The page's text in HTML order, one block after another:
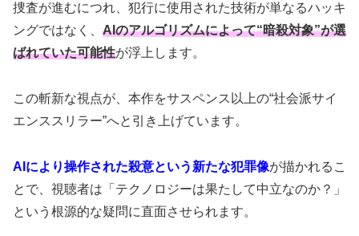
捜査が進むにつれ、犯行に使用された技術が単なるハッキ
ングではなく、 AIのアルゴリズムによって“暗殺対象”が選
ばれていた可能性が浮上します。
この斬新な視点が、本作をサスペンス以上の“社会派サイ
エンススリラー”へと引き上げています。
AIにより操作された殺意という新たな犯罪像が描かれるこ
とで、視聴者は「テクノロジーは果たして中立なのか？」
という根源的な疑問に直面させられます。